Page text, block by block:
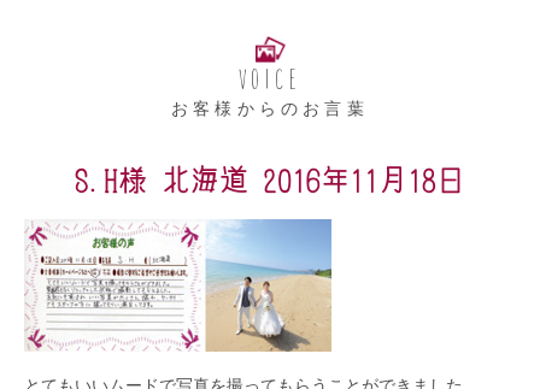
VOICE
お客様からのお言葉
S.H様 北海道 2016年11月18日